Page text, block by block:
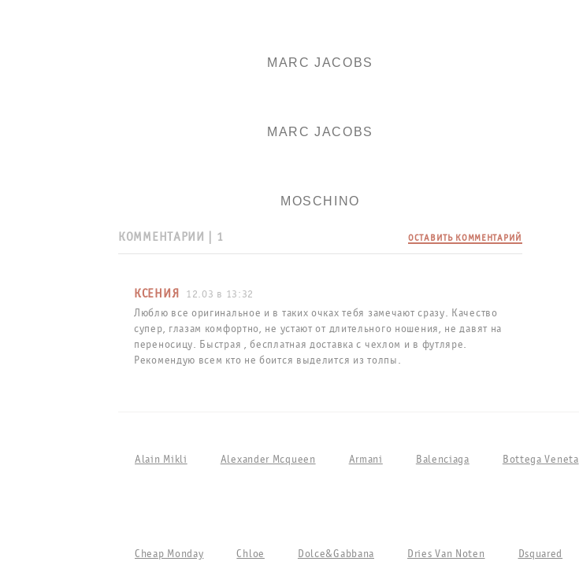
MARC JACOBS
MARC JACOBS
MOSCHINO
КОММЕНТАРИИ | 1 ОСТАВИТЬ КОММЕНТАРИЙ
КСЕНИЯ
12.03 в 13:32
Люблю все оригинальное и в таких очках тебя замечают сразу. Качество
супер, глазам комфортно, не устают от длительного ношения, не давят на
переносицу. Быстрая , бесплатная доставка с чехлом и в футляре.
Рекомендую всем кто не боится выделится из толпы.
Alain Mikli Alexander Mcqueen Armani Balenciaga Bottega Veneta
Cheap Monday Chloe Dolce&Gabbana Dries Van Noten Dsquared